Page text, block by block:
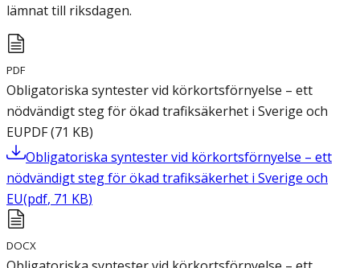
lämnat till riksdagen.
PDF
Obligatoriska syntester vid körkortsförnyelse – ett
nödvändigt steg för ökad trafiksäkerhet i Sverige och
EUPDF(71 KB)
Obligatoriska syntester vid körkortsförnyelse – ett
nödvändigt steg för ökad trafiksäkerhet i Sverige och
EU(pdf, 71 KB)
DOCX